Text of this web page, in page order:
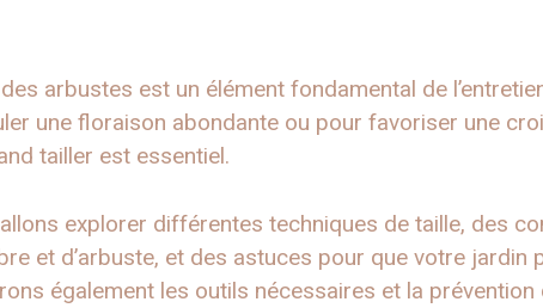
arbustes est un élément fondamental de
une floraison abondante ou pour favoriser une
tailler est essentiel.
explorer différentes techniques de taille, des
et d’arbuste, et des astuces pour que votre jardin
également les outils nécessaires et la